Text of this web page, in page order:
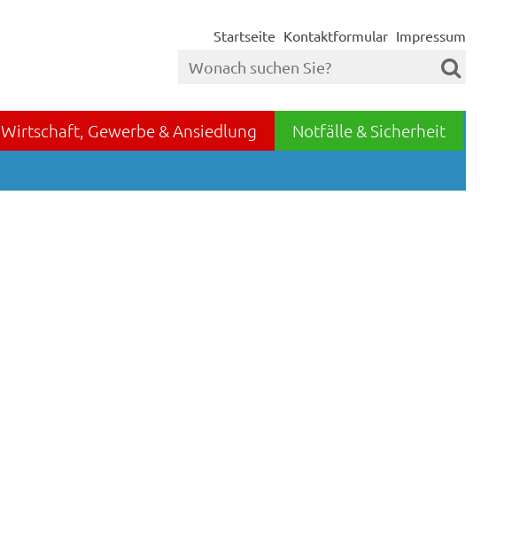
Startseite Kontaktformular Impressum
Wirtschaft, Gewerbe & Ansiedlung
Notfälle & Sicherheit